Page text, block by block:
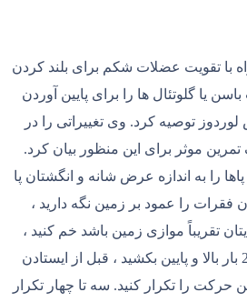
با تقویت عضلات شکم برای بلند کردن
یا گلوتئال ها را برای پایین آوردن
توصیه کرد. وی تغییراتی را در
موثر برای این منظور بیان کرد.
را به اندازه عرض شانه و انگشتان پا
فقرات را عمود بر زمین نگه دارید ،
تقریباً موازی زمین باشد خم کنید ،
سپس باسن خود را 15 تا 20 بار بالا و پایین بکشید ، قبل از ایستادن
هربار این حرکت را تکرار کنید. سه تا چهار تکرار